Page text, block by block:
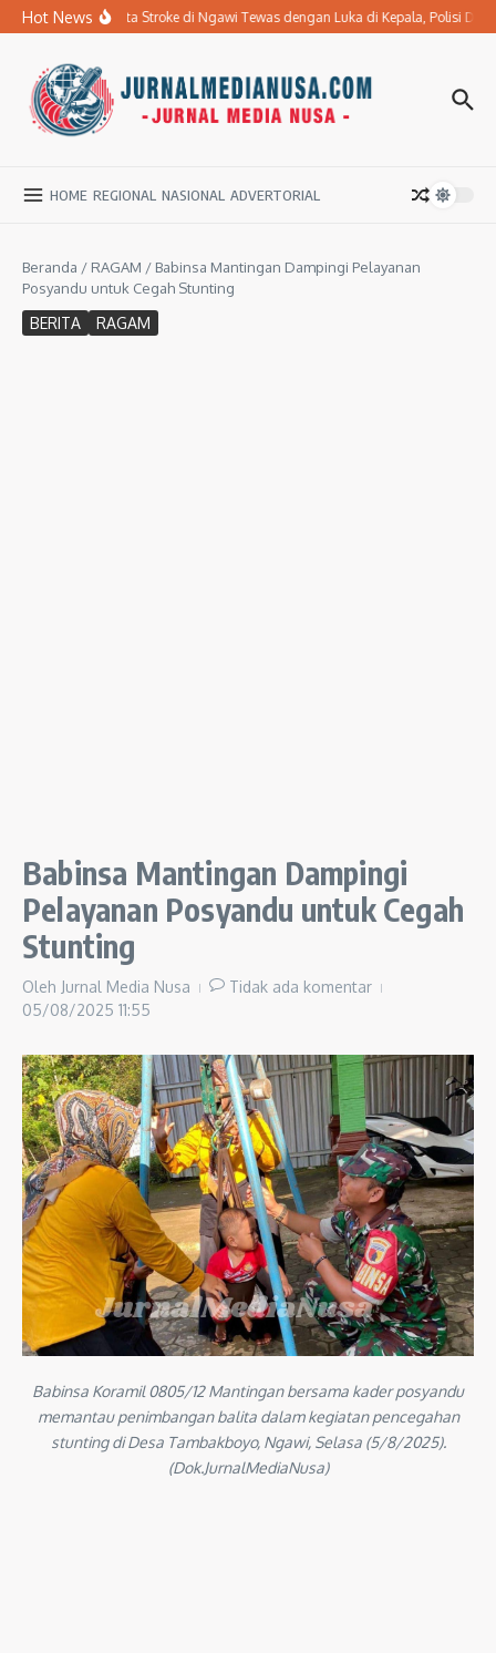
Lewati ke konten
Hot News
Ibu Penderita Stroke di Ngawi Tewas dengan Luka di Kepala, Polisi
HOME REGIONAL NASIONAL ADVERTORIAL
Beranda / RAGAM / Babinsa Mantingan Dampingi Pelayanan
Posyandu untuk Cegah Stunting
BERITA RAGAM
Babinsa Mantingan Dampingi
Pelayanan Posyandu untuk Cegah
Stunting
Oleh Jurnal Media Nusa
Tidak ada komentar
05/08/2025 11:55
Babinsa Koramil 0805/12 Mantingan bersama kader posyandu
memantau penimbangan balita dalam kegiatan pencegahan
stunting di Desa Tambakboyo, Ngawi, Selasa (5/8/2025).
(Dok.JurnalMediaNusa)